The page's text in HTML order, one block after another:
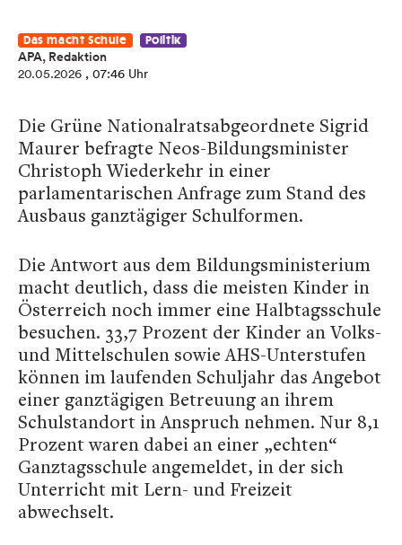
Das macht Schule Politik
APA, Redaktion
20.05.2026 , 07:46 Uhr
Die Grüne Nationalratsabgeordnete Sigrid
Maurer befragte Neos-Bildungsminister
Christoph Wiederkehr in einer
parlamentarischen Anfrage zum Stand des
Ausbaus ganztägiger Schulformen.
Die Antwort aus dem Bildungsministerium
macht deutlich, dass die meisten Kinder in
Österreich noch immer eine Halbtagsschule
besuchen. 33,7 Prozent der Kinder an Volks-
und Mittelschulen sowie AHS-Unterstufen
können im laufenden Schuljahr das Angebot
einer ganztägigen Betreuung an ihrem
Schulstandort in Anspruch nehmen. Nur 8,1
Prozent waren dabei an einer „echten“
Ganztagsschule angemeldet, in der sich
Unterricht mit Lern- und Freizeit
abwechselt.